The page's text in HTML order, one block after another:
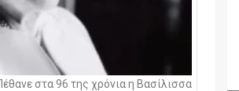
στα 96 της χρόνια η Βασίλισσα